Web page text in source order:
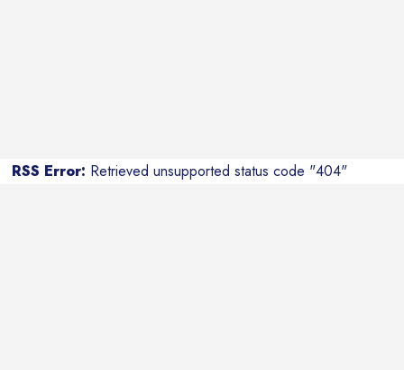
RSS Error: Retrieved unsupported status code "404"